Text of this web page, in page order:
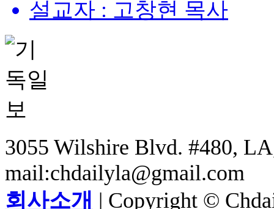
설교자 : 고창현 목사
3055 Wilshire Blvd. #480,
mail:chdailyla@gmail.com
회사소개 | Copyright ©